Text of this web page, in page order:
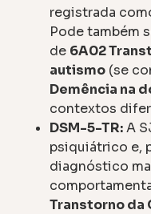
registrada
Pode também
de 6A02
autismo (se
Demência na
contextos
DSM-5-TR:A
psiquiátrico e,
diagnóstico
Transtorno da